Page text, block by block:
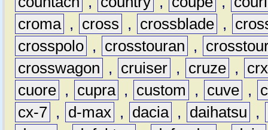
croma , cross , crossblade ,
crosspolo , crosstouran ,
crosswagon
, cruiser , cruze ,
crx
cuore , cupra , custom , cuve ,
cx-7 , d-max , dacia , daihatsu
,